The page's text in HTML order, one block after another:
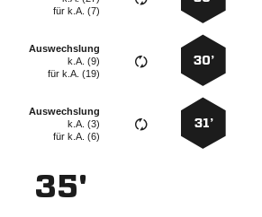
fürk.A. (7)
30’
Auswechslung
k.A. (9)
fürk.A. (19)
31’
Auswechslung
k.A. (3)
fürk.A. (6)
35'